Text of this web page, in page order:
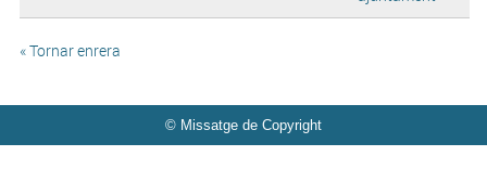
« Tornar enrera
© Missatge de Copyright